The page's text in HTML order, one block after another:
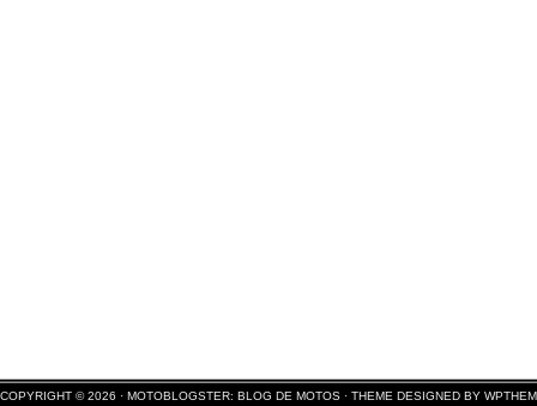
COPYRIGHT © 2026 · MOTOBLOGSTER: BLOG DE MOTOS · THEME DESIGNED BY